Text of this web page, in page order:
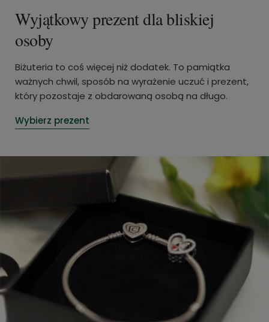
Wyjątkowy prezent dla bliskiej
osoby
Biżuteria to coś więcej niż dodatek. To pamiątka
ważnych chwil, sposób na wyrażenie uczuć i prezent,
który pozostaje z obdarowaną osobą na długo.
Wybierz prezent